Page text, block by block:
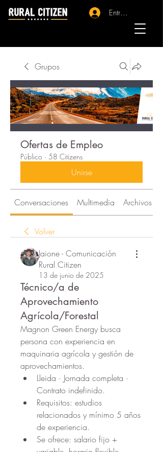
Entrar - Registro
Grupos
Ofertas de Empleo
Público · 58 Citizens
Unirse
Conversaciones Multimedia Archivos
Volver
Jaione - Comunicación
Rural Citizen
13 de junio de 2025
Técnico/a de
Aprovechamiento
Agrícola/Forestal
Magnon Green Energy busca
persona con experiencia en
maquinaria agrícola y gestión de
aprovechamientos.
Lleida · Jornada completa ·
Contrato indefinido.
Requisitos: estudios
relacionados y mínimo 5 años
de experiencia.
Se ofrece: salario fijo +